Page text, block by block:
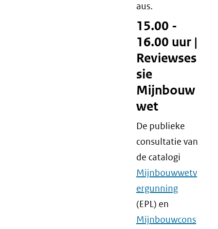
aus.
15.00 -
16.00 uur |
Reviewses
sie
Mijnbouw
wet
De publieke
consultatie van
de catalogi
Mijnbouwwetv
ergunning
(EPL) en
Mijnbouwcons